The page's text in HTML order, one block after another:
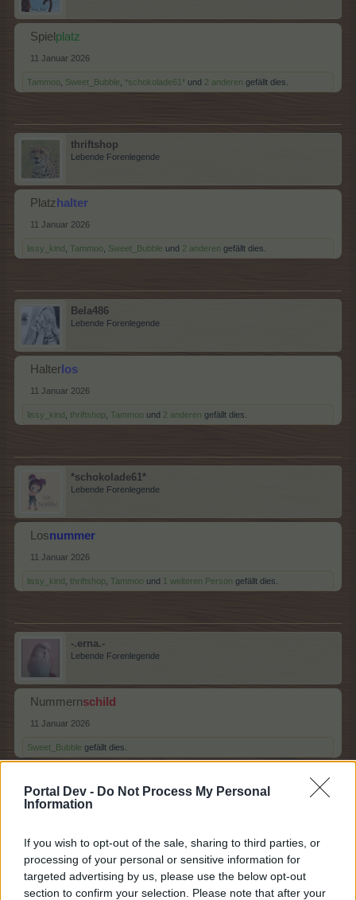
Portal Dev - Do Not Process My Personal
Information
If you wish to opt-out of the sale, sharing to third parties, or
processing of your personal or sensitive information for
targeted advertising by us, please use the below opt-out
section to confirm your selection. Please note that after your
Spiel platz
11 Januar 2026
Tammoo Sweet_Bubble *schokolade61* und 2 anderen gefällt dies.
thriftshop
Lebende Forenlegende
Platz halter
11 Januar 2026
lissy_kind Tammoo Sweet_Bubble und 2 anderen gefällt dies.
Bela486
Lebende Forenlegende
Halter los
11 Januar 2026
lissy_kind thriftshop Tammoo und 2 anderen gefällt dies.
*schokolade61*
Lebende Forenlegende
Losnummer
11 Januar 2026
lissy_kind thriftshop Tammoo und 1 weiteren Person gefällt dies.
-.erna.-
Lebende Forenlegende
Nummernschild
11 Januar 2026
Sweet_Bubble gefällt dies.
-Waldsee-
wald
11 Januar 2026